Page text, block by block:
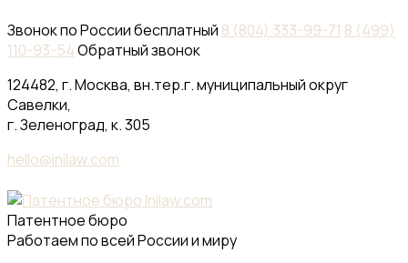
Звонок по России бесплатный 8 (804) 333-99-71 8 (499)
110-93-54Обратный звонок
124482, г. Москва, вн.тер.г. муниципальный округ
Савелки,
г. Зеленоград, к. 305
hello@inilaw.com
Патентное бюро
Работаем по всей России и миру